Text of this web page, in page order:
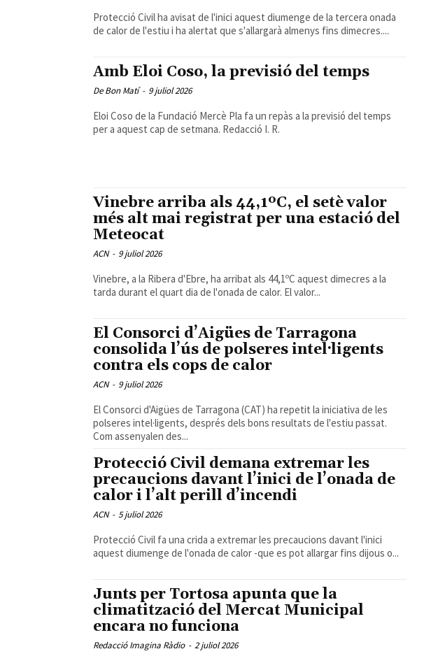
Protecció Civil ha avisat de l'inici aquest diumenge de la tercera onada
de calor de l'estiu i ha alertat que s'allargarà almenys fins dimecres....
Amb Eloi Coso, la previsió del temps
De Bon Matí - 9 juliol 2026
Eloi Coso de la Fundació Mercè Pla fa un repàs a la previsió del temps
per a aquest cap de setmana. Redacció I. R.
Vinebre arriba als 44,1ºC, el setè valor
més alt mai registrat per una estació del
Meteocat
ACN - 9 juliol 2026
Vinebre, a la Ribera d'Ebre, ha arribat als 44,1ºC aquest dimecres a la
tarda durant el quart dia de l'onada de calor. El valor...
El Consorci d’Aigües de Tarragona
consolida l’ús de polseres intel·ligents
contra els cops de calor
ACN - 9 juliol 2026
El Consorci d'Aigües de Tarragona (CAT) ha repetit la iniciativa de les
polseres intel·ligents, després dels bons resultats de l'estiu passat.
Com assenyalen des...
Protecció Civil demana extremar les
precaucions davant l’inici de l’onada de
calor i l’alt perill d’incendi
ACN - 5 juliol 2026
Protecció Civil fa una crida a extremar les precaucions davant l'inici
aquest diumenge de l'onada de calor -que es pot allargar fins dijous o...
Junts per Tortosa apunta que la
climatització del Mercat Municipal
encara no funciona
Redacció Imagina Ràdio - 2 juliol 2026